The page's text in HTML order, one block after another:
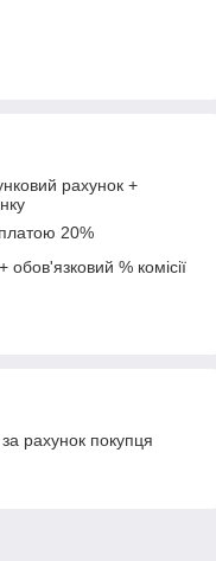
рахунок +
20%
% комісії
рахунок покупця